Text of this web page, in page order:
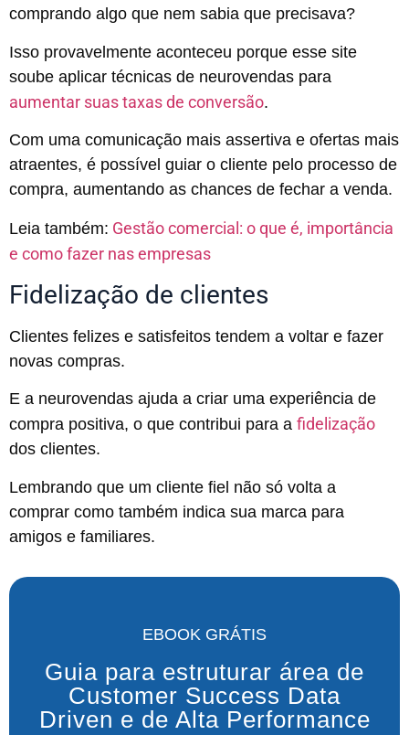
comprando algo que nem sabia que precisava?
Isso provavelmente aconteceu porque esse site
soube aplicar técnicas de neurovendas para
aumentar suas taxas de conversão.
Com uma comunicação mais assertiva e ofertas mais
atraentes, é possível guiar o cliente pelo processo de
compra, aumentando as chances de fechar a venda.
Leia também: Gestão comercial: o que é, importância
e como fazer nas empresas
Fidelização de clientes
Clientes felizes e satisfeitos tendem a voltar e fazer
novas compras.
E a neurovendas ajuda a criar uma experiência de
compra positiva, o que contribui para a fidelização
dos clientes.
Lembrando que um cliente fiel não só volta a
comprar como também indica sua marca para
amigos e familiares.
EBOOK GRÁTIS
Guia para estruturar área de
Customer Success Data
Driven e de Alta Performance